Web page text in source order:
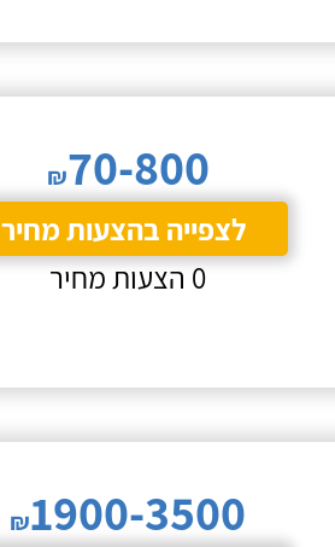
₪70-800
לצפייה בהצעות מחיר
0 הצעות מחיר
₪1900-3500